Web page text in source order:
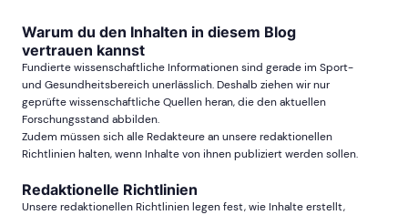
Warum du den Inhalten in diesem Blog
vertrauen kannst
Fundierte wissenschaftliche Informationen sind gerade im Sport-
und Gesundheitsbereich unerlässlich. Deshalb ziehen wir nur
geprüfte wissenschaftliche Quellen heran, die den aktuellen
Forschungsstand abbilden.
Zudem müssen sich alle Redakteure an unsere redaktionellen
Richtlinien halten, wenn Inhalte von ihnen publiziert werden sollen.
Redaktionelle Richtlinien
Unsere redaktionellen Richtlinien legen fest, wie Inhalte erstellt,